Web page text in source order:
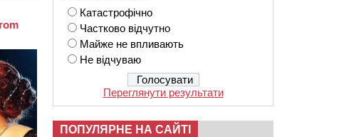
Катастрофічно
Частково відчутно
Майже не впливають
Не відчуваю
Переглянути результати
ПОПУЛЯРНЕ НА САЙТІ